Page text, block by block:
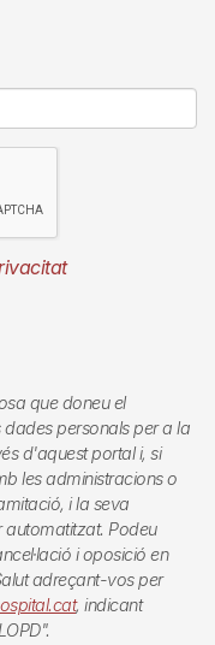
que doneu el
personals per a la
d'aquest portal i, si
les administracions o
i la seva
automatitzat. Podeu
i oposició en
adreçant-vos per
, indicant